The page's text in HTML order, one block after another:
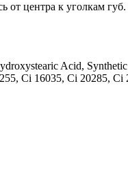
от центра к уголкам
Acid,
Ci 16035, Ci 20285,